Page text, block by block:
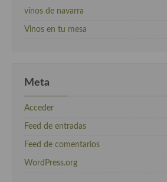
vinos de navarra
Vinos en tu mesa
Meta
Acceder
Feed de entradas
Feed de comentarios
WordPress.org